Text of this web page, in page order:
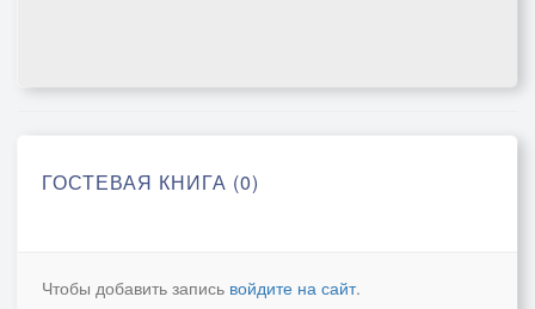
ГОСТЕВАЯ КНИГА (0)
Чтобы добавить запись войдите на сайт.